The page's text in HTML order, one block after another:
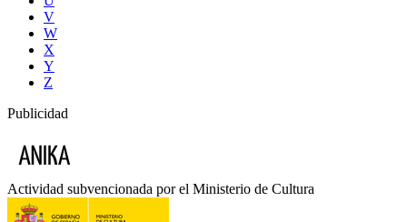
V
W
X
Y
Z
Publicidad
Actividad subvencionada por el Ministerio de Cultura